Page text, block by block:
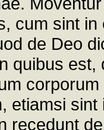
cum sint
de Deo
quibus
etiamsi
recedunt